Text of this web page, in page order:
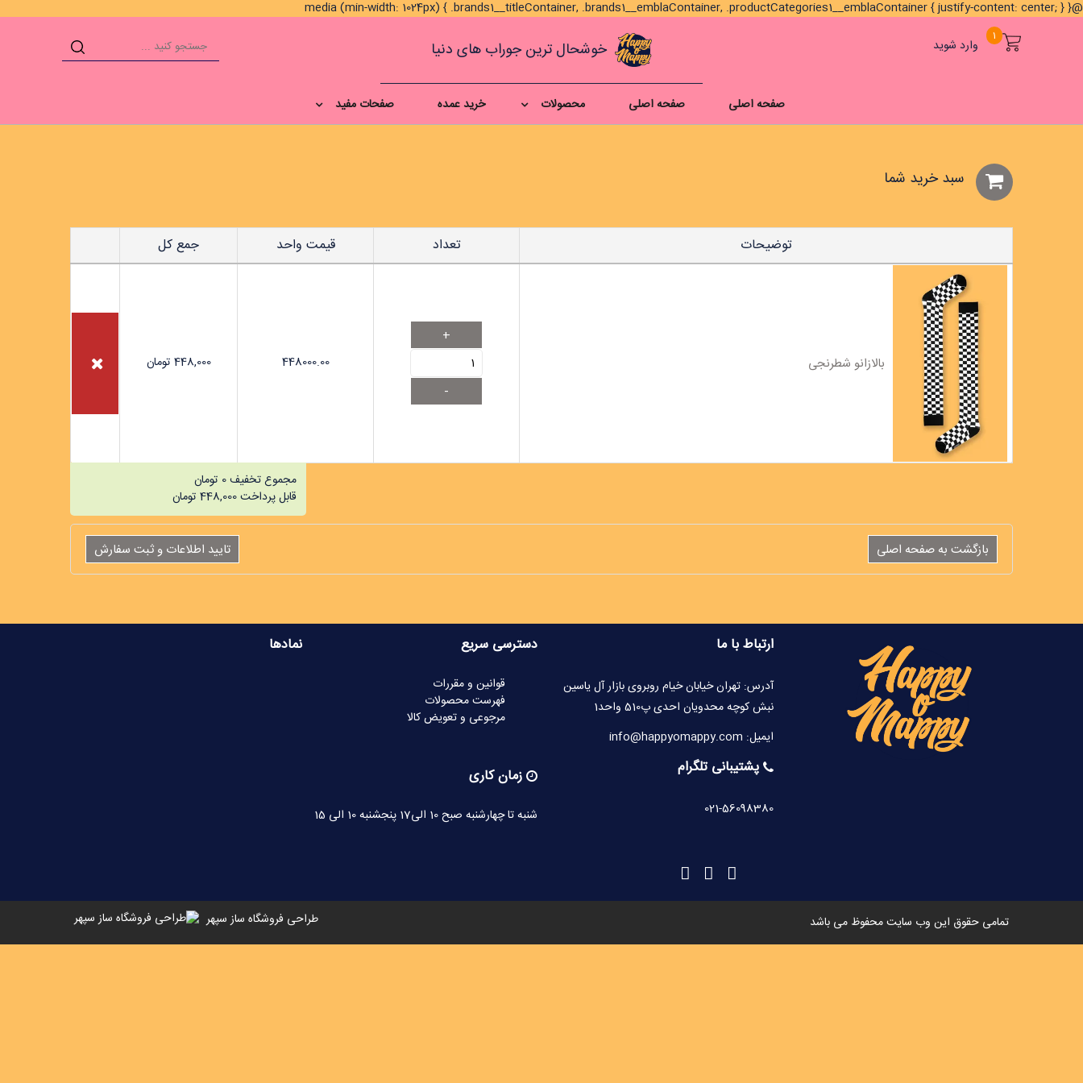
@media (min-width: 1024px) { .brands1__titleContainer, .brands1__emblaContainer, .productCategories1__emblaContainer { justify-content: center; } }
1
وارد شوید خوشحال ترین جوراب های دنیا
صفحه اصلی صفحه اصلی محصولات خرید عمده صفحات مفید
سبد خريد شما
توضیحات تعداد قیمت واحد جمع کل
بالازانو شطرنجی 448000.00
448,000 تومان
مجموع تخفیف0 تومان
قابل پرداخت448,000 تومان
ارتباط با ما
آدرس: تهران خیابان خیام روبروی بازار آل یاسین
نبش کوچه محدویان احدی پ510 واحد1
ایمیل: info@happyomappy.com
پشتیبانی تلگرام
021-56098380
دسترسی سریع
قوانین و مقررات
فهرست محصولات
مرجوعی و تعویض کالا
زمان کاری
شنبه تا چهارشنبه صبح 10 الی17 پنجشنبه 10 الی 15
نمادها
تمامی حقوق این وب سایت محفوظ می باشد طراحی فروشگاه ساز سپهر